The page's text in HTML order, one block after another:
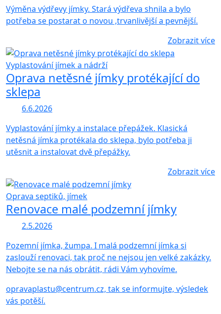
Výměna výdřevy jímky. Stará výdřeva shnila a bylo
potřeba se postarat o novou ,trvanlivější a pevnější.
Zobrazit více
Vyplastování jímek a nádrží
Oprava netěsné jímky protékající do
sklepa
6.6.2026
Vyplastování jímky a instalace přepážek. Klasická
netěsná jímka protékala do sklepa, bylo potřeba ji
utěsnit a instalovat dvě přepážky.
Zobrazit více
Oprava septiků, jímek
Renovace malé podzemní jímky
2.5.2026
Pozemní jímka, žumpa. I malá podzemní jímka si
zaslouží renovaci, tak proč ne nejsou jen velké zakázky.
Nebojte se na nás obrátit, rádi Vám vyhovíme.
opravaplastu@centrum.cz, tak se informujte, výsledek
vás potěší.